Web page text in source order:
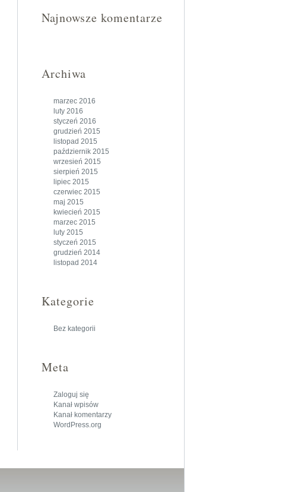
Najnowsze komentarze
Archiwa
marzec 2016
luty 2016
styczeń 2016
grudzień 2015
listopad 2015
październik 2015
wrzesień 2015
sierpień 2015
lipiec 2015
czerwiec 2015
maj 2015
kwiecień 2015
marzec 2015
luty 2015
styczeń 2015
grudzień 2014
listopad 2014
Kategorie
Bez kategorii
Meta
Zaloguj się
Kanał wpisów
Kanał komentarzy
WordPress.org